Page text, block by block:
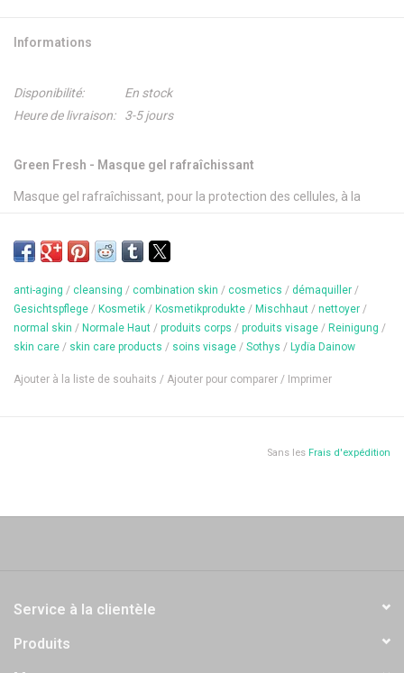
Informations
Disponibilité:
En stock
Heure de livraison:
3-5 jours
Green Fresh - Masque gel rafraîchissant
Masque gel rafraîchissant, pour la protection des cellules, à la
peau. Hydrate les peaux impures et irritées.
Contenu: 75 ml
anti-aging / cleansing / combination skin / cosmetics / démaquiller /
Gesichtspflege / Kosmetik / Kosmetikprodukte / Mischhaut / nettoyer /
normal skin / Normale Haut / produits corps / produits visage / Reinigung /
skin care / skin care products / soins visage / Sothys / Lydïa Dainow
Ajouter à la liste de souhaits / Ajouter pour comparer / Imprimer
Sans les Frais d'expédition
Service à la clientèle
Produits